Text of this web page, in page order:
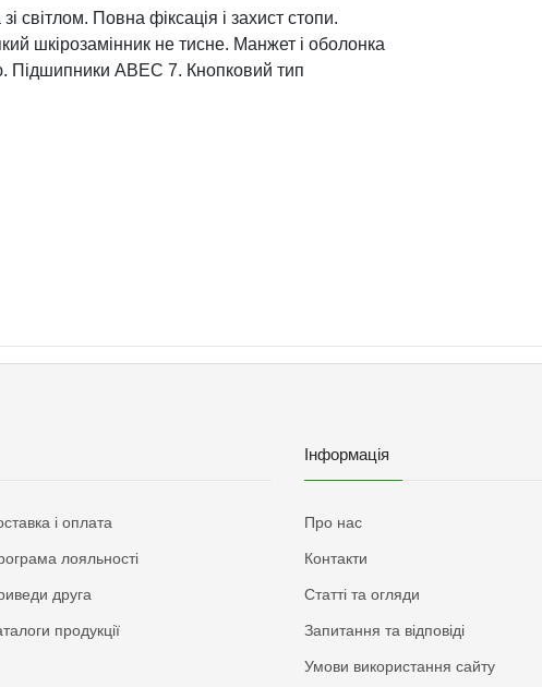
світлом. Повна фіксація і захист стопи.
шкірозамінник не тисне. Манжет і оболонка
Підшипники ABEC 7. Кнопковий тип
і оплата
лояльності
друга
продукції
Інформація
Про нас
Контакти
Статті та огляди
Запитання та відповіді
Умови використання сайту